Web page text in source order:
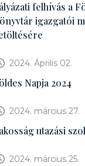
felhívás a
igazgatói
2024. Április 02.
Napja 2024
2024. március 27.
utazási
2024. március 25.